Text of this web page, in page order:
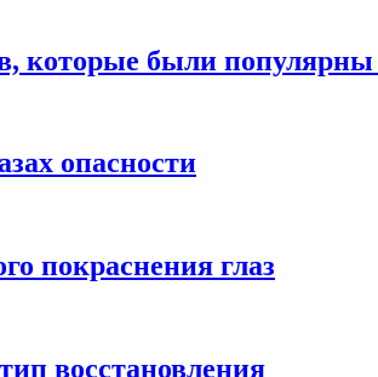
которые были
опасности
покраснения глаз
восстановления